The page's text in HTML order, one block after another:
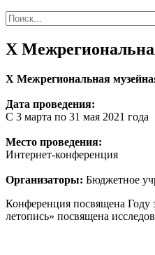
Х
Х Межрегиональная
Дата проведения:
С 3 марта по 31 мая 2021 года
Место проведения:
Интернет-конференция
Организаторы: Бюджетное
Конференция посвящена Году
летопись» посвящена